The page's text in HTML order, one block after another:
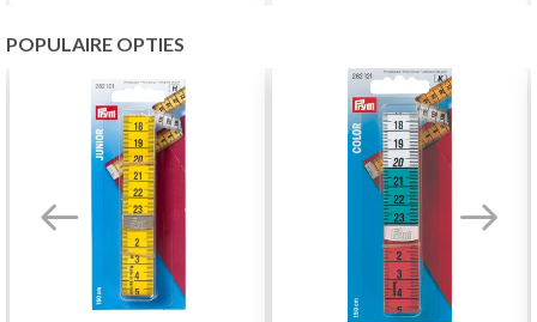
POPULAIRE OPTIES